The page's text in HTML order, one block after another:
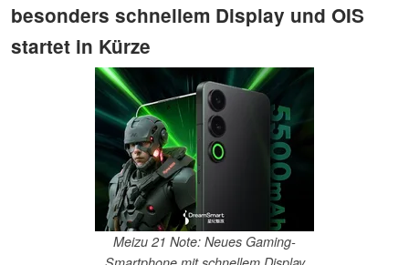
besonders schnellem Display und OIS
startet in Kürze
Meizu 21 Note: Neues Gaming-